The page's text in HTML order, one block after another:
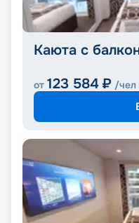
Каюта с
от 123 584 ₽ /чел